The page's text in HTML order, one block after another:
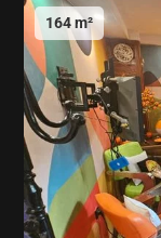
164 m²